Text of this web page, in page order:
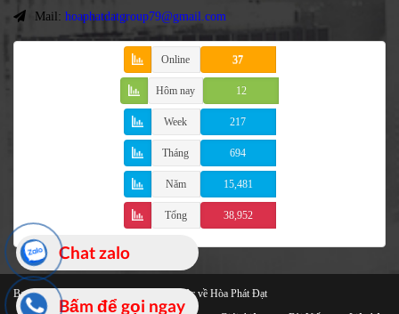
Mail: hoaphatdatgroup79@gmail.com
Online 37
Hôm nay 12
Week 217
Tháng 694
Năm 15,481
Tổng 38,952
Bạt Che Cao Cấp © 2021 Bản quyền thuộc về Hòa Phát Đạt
Bấm để gọi ngay
Chat zalo